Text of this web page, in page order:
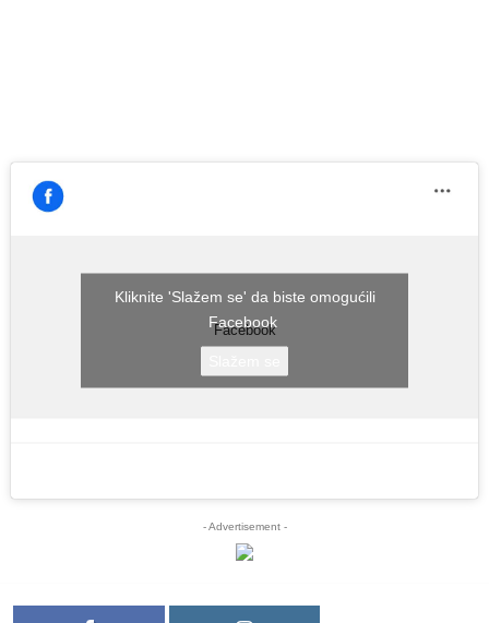
Facebook
Kliknite 'Slažem se' da biste omogućili
Facebook
- Advertisement -